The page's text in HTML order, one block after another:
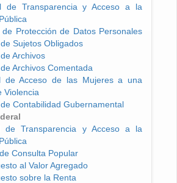
de Transparencia y Acceso a la
Protección de Datos Personales
Sujetos Obligados
Archivos
Archivos Comentada
de Acceso de las Mujeres a una
Violencia
Contabilidad Gubernamental
de Transparencia y Acceso a la
Consulta Popular
al Valor Agregado
sobre la Renta